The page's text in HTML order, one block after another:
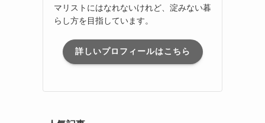
マリストにはなれないけれど、淀みない暮
らし方を目指しています。
詳しいプロフィールはこちら